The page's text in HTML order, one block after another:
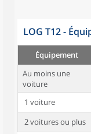
LOG T12 -
Équipement
Au moins une
voiture
1 voiture
2 voitures ou plus